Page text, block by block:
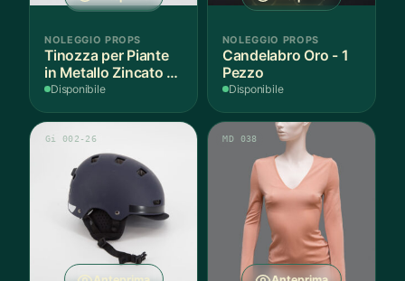
NOLEGGIO PROPS
Tinozza per Piante
in Metallo Zincato -
1 Pezzo
Disponibile
NOLEGGIO PROPS
Candelabro Oro - 1
Pezzo
Disponibile
Gi 002-26 MD 038